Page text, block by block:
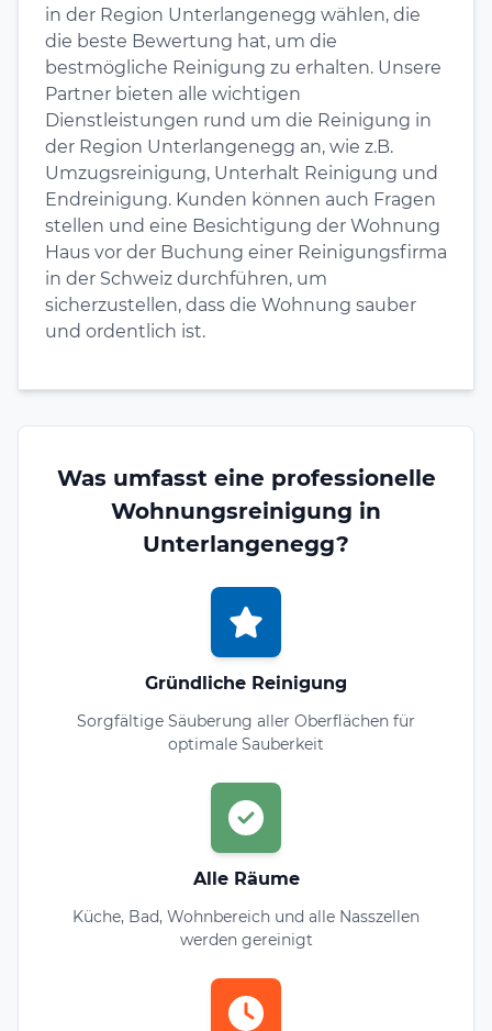
in der Region Unterlangenegg wählen, die
die beste Bewertung hat, um die
bestmögliche Reinigung zu erhalten. Unsere
Partner bieten alle wichtigen
Dienstleistungen rund um die Reinigung in
der Region Unterlangenegg an, wie z.B.
Umzugsreinigung, Unterhalt Reinigung und
Endreinigung. Kunden können auch Fragen
stellen und eine Besichtigung der Wohnung
Haus vor der Buchung einer Reinigungsfirma
in der Schweiz durchführen, um
sicherzustellen, dass die Wohnung sauber
und ordentlich ist.
Was umfasst eine professionelle
Wohnungsreinigung in
Unterlangenegg?
Gründliche Reinigung
Sorgfältige Säuberung aller Oberflächen für
optimale Sauberkeit
Alle Räume
Küche, Bad, Wohnbereich und alle Nasszellen
werden gereinigt